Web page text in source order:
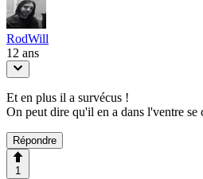
RodWill
12 ans
Et en plus il a survécus !
On peut dire qu'il en a dans l'ventre se
Répondre
1